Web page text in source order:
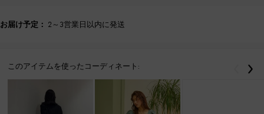
お届け予定： 2～3営業日以内に発送
このアイテムを使ったコーディネート: 戻る